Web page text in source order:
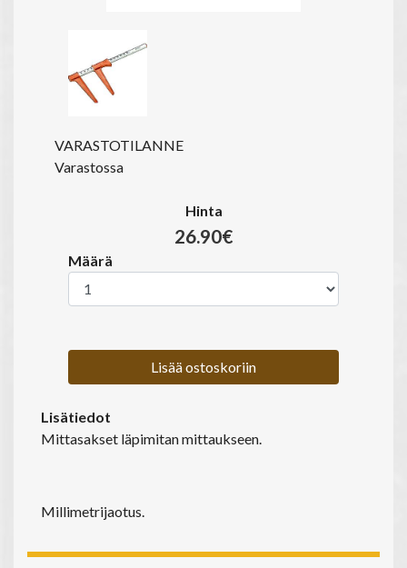
VARASTOTILANNE
Varastossa
Hinta
26.90€
Määrä
Lisää ostoskoriin
Lisätiedot
Mittasakset läpimitan mittaukseen.
Millimetrijaotus.